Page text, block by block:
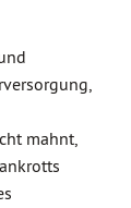
mahnt,